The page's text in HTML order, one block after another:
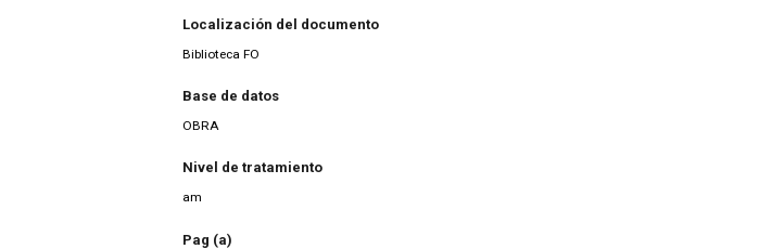
Localización del documento
Biblioteca FO
Base de datos
OBRA
Nivel de tratamiento
am
Pag (a)